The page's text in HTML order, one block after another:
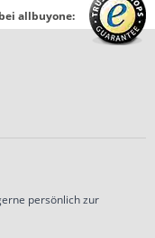
allbuyone:
persönlich zur